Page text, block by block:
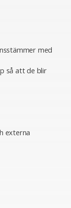
med
så att de blir
externa